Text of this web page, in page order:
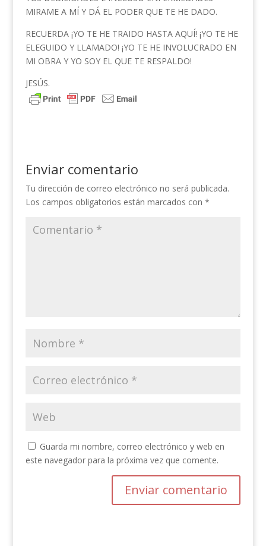
MIRAME A MÍ Y DÁ EL PODER QUE TE HE DADO.
RECUERDA ¡YO TE HE TRAIDO HASTA AQUÍ! ¡YO TE HE
ELEGUIDO Y LLAMADO! ¡YO TE HE INVOLUCRADO EN
MI OBRA Y YO SOY EL QUE TE RESPALDO!
JESÚS.
Enviar comentario
Tu dirección de correo electrónico no será publicada.
Los campos obligatorios están marcados con *
Guarda mi nombre, correo electrónico y web en
este navegador para la próxima vez que comente.